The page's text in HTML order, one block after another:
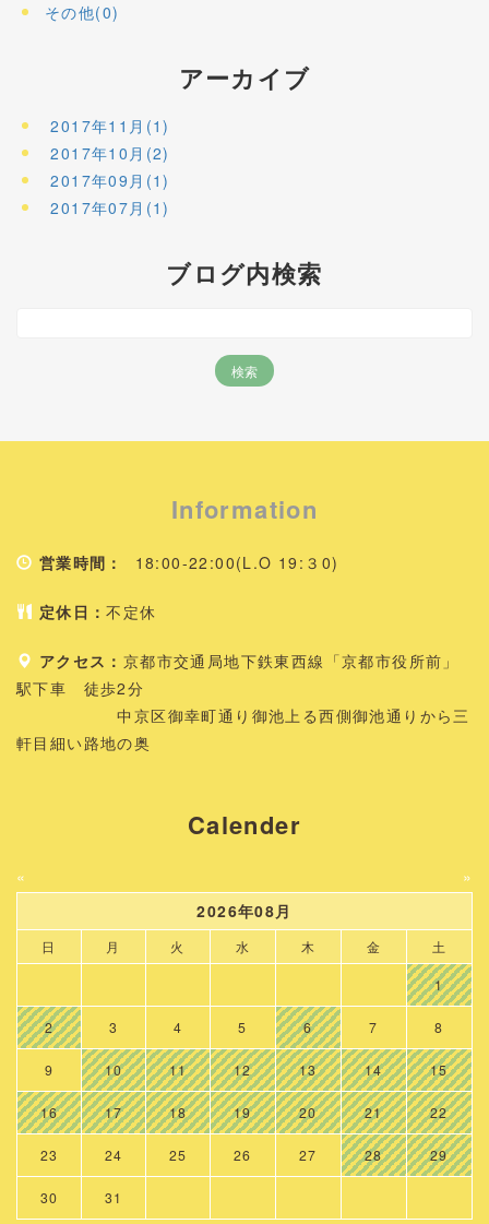
その他(0)
アーカイブ
2017年11月(1)
2017年10月(2)
2017年09月(1)
2017年07月(1)
ブログ内検索
Information
営業時間： 18:00-22:00(L.O 19:３0)
定休日：不定休
アクセス： 京都市交通局地下鉄東西線「京都市役所前」
駅下車 徒歩2分
中京区御幸町通り御池上る西側御池通りから三
軒目細い路地の奥
Calender
«
»
2026年08月
日 月 火 水 木 金 土
1
2 3 4 5 6 7 8
9 10 11 12 13 14 15
16 17 18 19 20 21 22
23 24 25 26 27 28 29
30 31